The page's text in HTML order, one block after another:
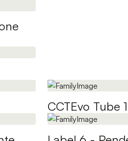
CCTEvo Tube